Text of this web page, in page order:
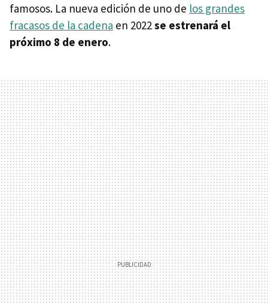
famosos. La nueva edición de uno de los grandes
fracasos de la cadena en 2022se estrenará el
próximo 8 de enero.